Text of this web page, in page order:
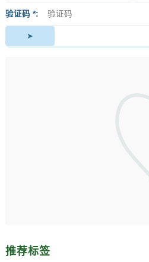
签
验证码 *
推荐标签